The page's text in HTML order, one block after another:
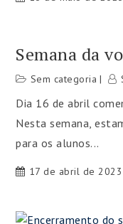
Semana da
Sem categoria
Dia 16 de abril
Nesta semana,
para os alunos...
17 de abril de 2023